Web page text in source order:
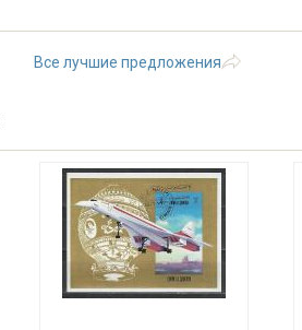
Все лучшие предложения